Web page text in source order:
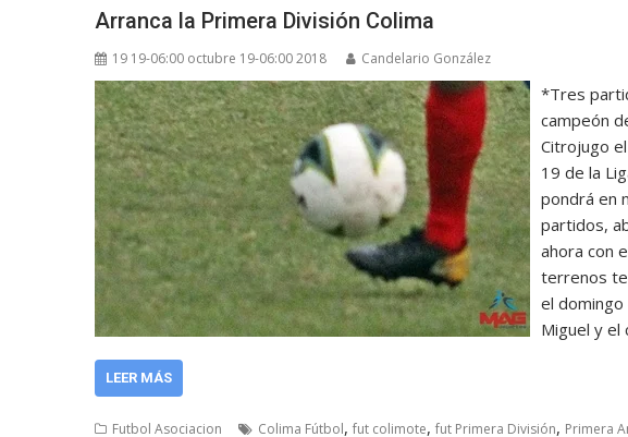
Arranca la Primera División Colima
19 19-06:00 octubre 19-06:00 2018 Candelario González
*Tres
campeón
Citrojugo
19 de la
pondrá en
partidos,
ahora con
terrenos
el domingo
Miguel y el
LEER MÁS
Futbol Asociacion Colima Fútbol, fut colimote, fut Primera División, Primera